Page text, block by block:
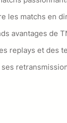
les matchs en
avantages
replays et des